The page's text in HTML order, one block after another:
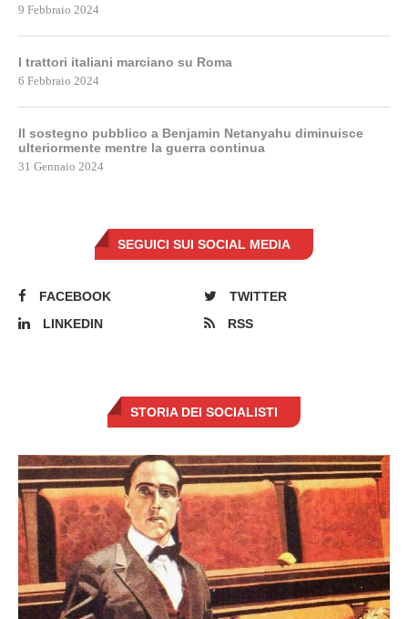
9 Febbraio 2024
I trattori italiani marciano su Roma
6 Febbraio 2024
Il sostegno pubblico a Benjamin Netanyahu diminuisce
ulteriormente mentre la guerra continua
31 Gennaio 2024
SEGUICI SUI SOCIAL MEDIA
FACEBOOK
TWITTER
LINKEDIN
RSS
STORIA DEI SOCIALISTI